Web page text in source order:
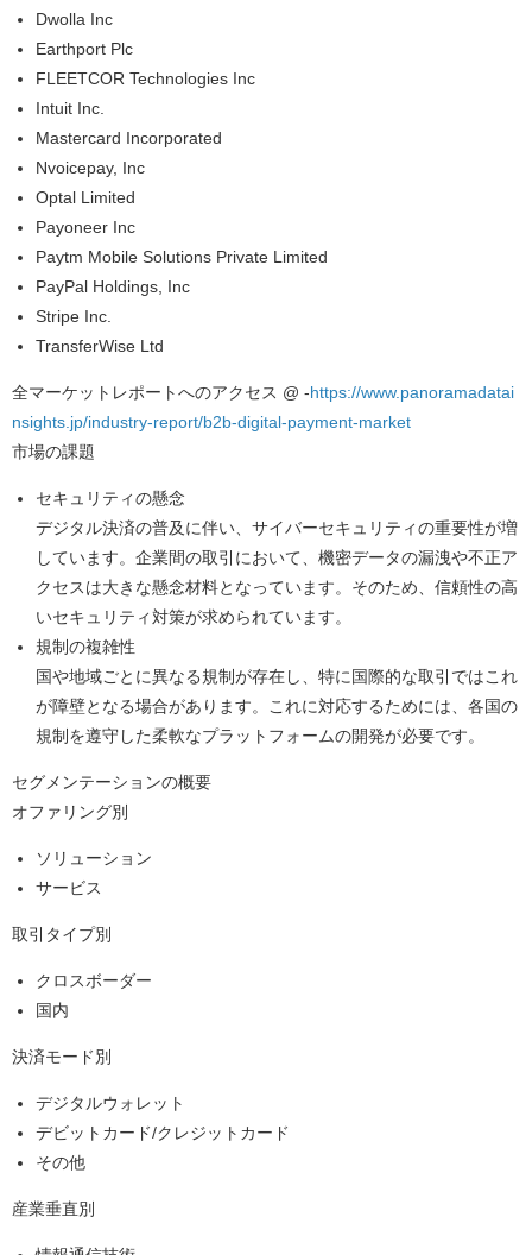
Dwolla Inc
Earthport Plc
FLEETCOR Technologies Inc
Intuit Inc.
Mastercard Incorporated
Nvoicepay, Inc
Optal Limited
Payoneer Inc
Paytm Mobile Solutions Private Limited
PayPal Holdings, Inc
Stripe Inc.
TransferWise Ltd
全マーケットレポートへのアクセス @ -https://www.panoramadatai
nsights.jp/industry-report/b2b-digital-payment-market
市場の課題
セキュリティの懸念
デジタル決済の普及に伴い、サイバーセキュリティの重要性が増
しています。企業間の取引において、機密データの漏洩や不正ア
クセスは大きな懸念材料となっています。そのため、信頼性の高
いセキュリティ対策が求められています。
規制の複雑性
国や地域ごとに異なる規制が存在し、特に国際的な取引ではこれ
が障壁となる場合があります。これに対応するためには、各国の
規制を遵守した柔軟なプラットフォームの開発が必要です。
セグメンテーションの概要
オファリング別
ソリューション
サービス
取引タイプ別
クロスボーダー
国内
決済モード別
デジタルウォレット
デビットカード/クレジットカード
その他
産業垂直別